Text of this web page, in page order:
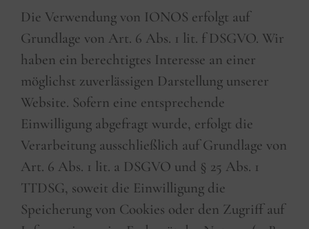
Die Verwendung von IONOS erfolgt auf
Grundlage von Art. 6 Abs. 1 lit. f DSGVO. Wir
haben ein berechtigtes Interesse an einer
möglichst zuverlässigen Darstellung unserer
Website. Sofern eine entsprechende
Einwilligung abgefragt wurde, erfolgt die
Verarbeitung ausschließlich auf Grundlage von
Art. 6 Abs. 1 lit. a DSGVO und § 25 Abs. 1
TTDSG, soweit die Einwilligung die
Speicherung von Cookies oder den Zugriff auf